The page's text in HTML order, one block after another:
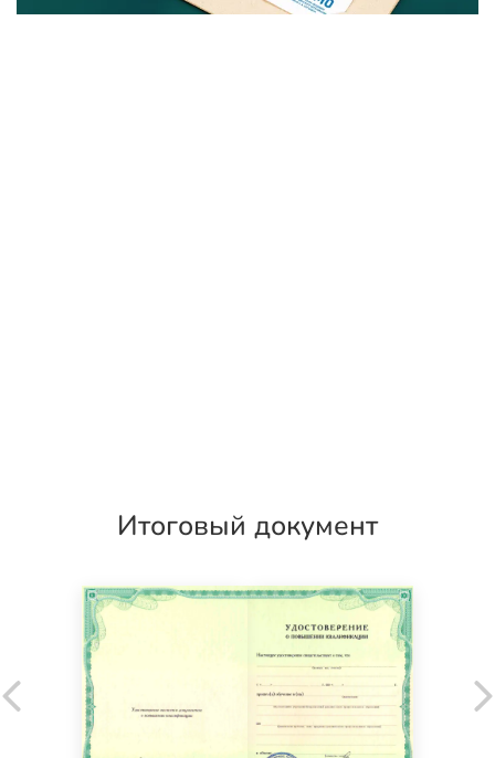
Итоговый документ